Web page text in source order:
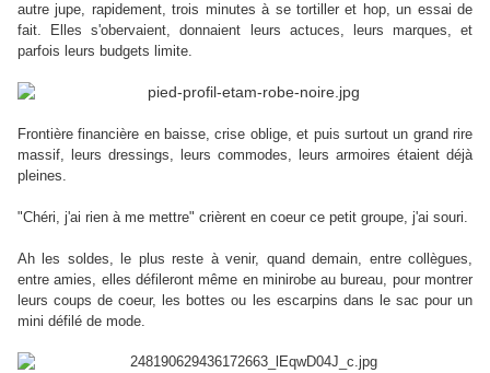
autre jupe, rapidement, trois minutes à se tortiller et hop, un essai de
fait. Elles s'obervaient, donnaient leurs actuces, leurs marques, et
parfois leurs budgets limite.
Frontière financière en baisse, crise oblige, et puis surtout un grand rire
massif, leurs dressings, leurs commodes, leurs armoires étaient déjà
pleines.
"Chéri, j'ai rien à me mettre" crièrent en coeur ce petit groupe, j'ai souri.
Ah les soldes, le plus reste à venir, quand demain, entre collègues,
entre amies, elles défileront même en minirobe au bureau, pour montrer
leurs coups de coeur, les bottes ou les escarpins dans le sac pour un
mini défilé de mode.